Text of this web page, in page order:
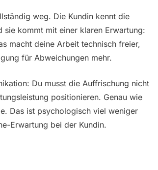
weg. Die Kundin kennt die
sie kommt mit einer klaren Erwartung:
macht deine Arbeit technisch freier,
für Abweichungen mehr.
Du musst die Auffrischung nicht
positionieren. Genau wie
Das ist psychologisch viel weniger
Erwartung bei der Kundin.